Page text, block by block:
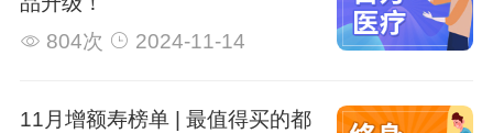
804次
2024-11-14
11月增额寿榜单 | 最值得买的都